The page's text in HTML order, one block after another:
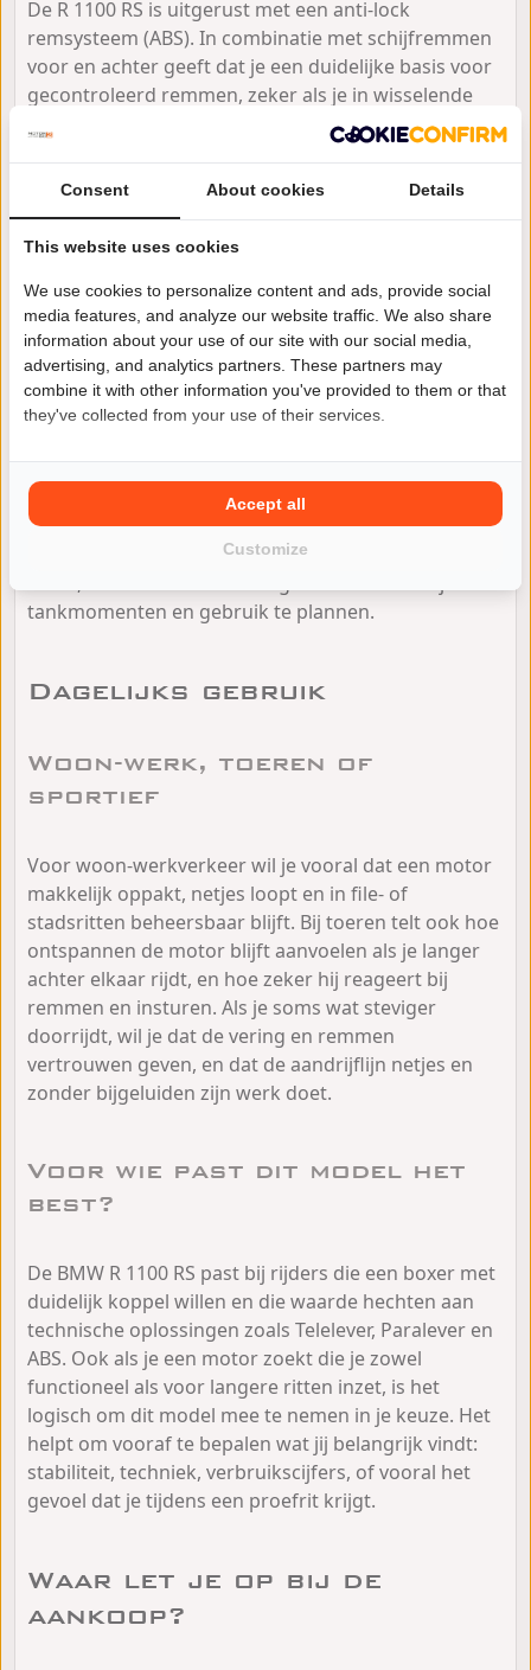
De R 1100 RS is uitgerust met een anti-lock
remsysteem (ABS). In combinatie met schijfremmen
voor en achter geeft dat je een duidelijke basis voor
gecontroleerd remmen, zeker als je in wisselende
omstandigheden rijdt. Aan de voorkant zit Telelever-
vering met een centrale veerpoot en een gasgevulde
schokdemper. Achter vind je Paralever met
met instelmogelijkheid voor de uitgaande demping.
beoordelen: voelt de motor strak en voorspelbaar
aan, of merk je onrust, doorzakken of onregelmatig
gedrag?
Verbruik en actieradius
De tankinhoud is 22 liter. Het opgegeven gemiddelde
verbruik is 6,0 l/100 km en 16,6 km/l. Wat dat in jouw
ritten betekent, hangt af van tempo, belading en
tankmomenten en gebruik te plannen.
Dagelijks gebruik
Woon-werk, toeren of
sportief
Voor woon-werkverkeer wil je vooral dat een motor
makkelijk oppakt, netjes loopt en in file- of
stadsritten beheersbaar blijft. Bij toeren telt ook hoe
ontspannen de motor blijft aanvoelen als je langer
achter elkaar rijdt, en hoe zeker hij reageert bij
remmen en insturen. Als je soms wat steviger
doorrijdt, wil je dat de vering en remmen
vertrouwen geven, en dat de aandrijflijn netjes en
zonder bijgeluiden zijn werk doet.
Voor wie past dit model het
best?
De BMW R 1100 RS past bij rijders die een boxer met
duidelijk koppel willen en die waarde hechten aan
technische oplossingen zoals Telelever, Paralever en
ABS. Ook als je een motor zoekt die je zowel
functioneel als voor langere ritten inzet, is het
logisch om dit model mee te nemen in je keuze. Het
helpt om vooraf te bepalen wat jij belangrijk vindt:
stabiliteit, techniek, verbruikscijfers, of vooral het
gevoel dat je tijdens een proefrit krijgt.
Waar let je op bij de
aankoop?
Consent About cookies Details
This website uses cookies
We use cookies to personalize content and ads, provide social
media features, and analyze our website traffic. We also share
information about your use of our site with our social media,
advertising, and analytics partners. These partners may
combine it with other information you've provided to them or that
they've collected from your use of their services.
Customize
Accept all